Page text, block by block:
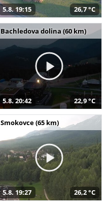
5.8. 19:15 26,7 °C
Bachledova dolina (60 km)
5.8. 20:42 22,9 °C
Smokovce (65 km)
5.8. 19:27 26,2 °C